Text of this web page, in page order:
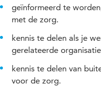
geïnformeerd te
met de zorg.
kennis te delen als je
gerelateerde
kennis te delen van
voor de zorg.